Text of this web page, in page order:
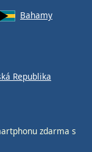
Bahamy
Republika
zdarma s